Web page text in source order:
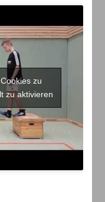
zu
zu aktivieren